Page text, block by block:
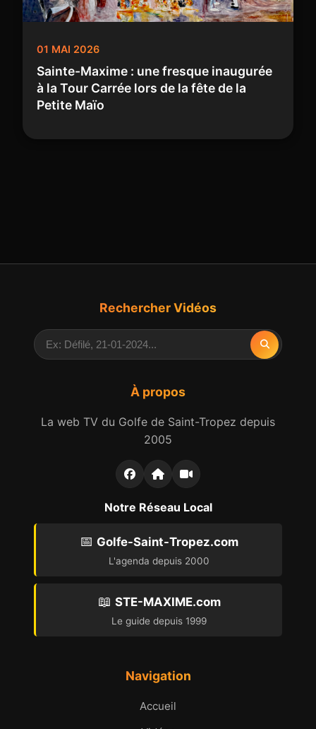
01 MAI 2026
Sainte-Maxime : une fresque inaugurée
à la Tour Carrée lors de la fête de la
Petite Maïo
À propos
La web TV du Golfe de Saint-Tropez depuis
2005
Notre Réseau Local
📅 Golfe-Saint-Tropez.com
L'agenda depuis 2000
📖 STE-MAXIME.com
Le guide depuis 1999
Navigation
Accueil
Rechercher Vidéos